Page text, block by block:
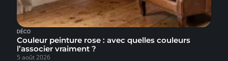
DÉCO
Couleur peinture rose : avec quelles couleurs
l’associer vraiment ?
5 août 2026